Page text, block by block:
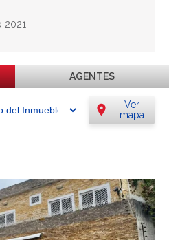
2021
AGENTES
location_on
Ver
mapa